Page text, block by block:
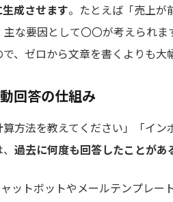
成させます。たとえば「売上が
な要因として〇〇が考えられ
、ゼロから文章を書くよりも大
回答の仕組み
方法を教えてください」「イ
過去に何度も回答したことがあ
ットボットやメールテンプレ